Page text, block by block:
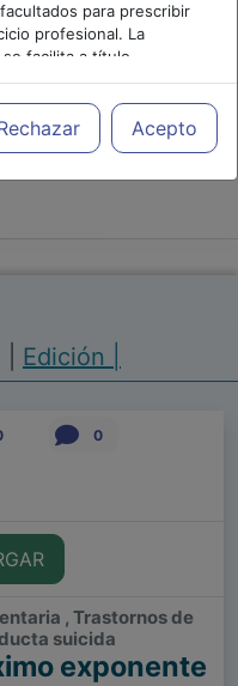
para prescribir
profesional. La
facilita a título
de los
y decidir, en
adecuado a lasAcepto
Edición |
0
, Trastornos de
suicida
exponente